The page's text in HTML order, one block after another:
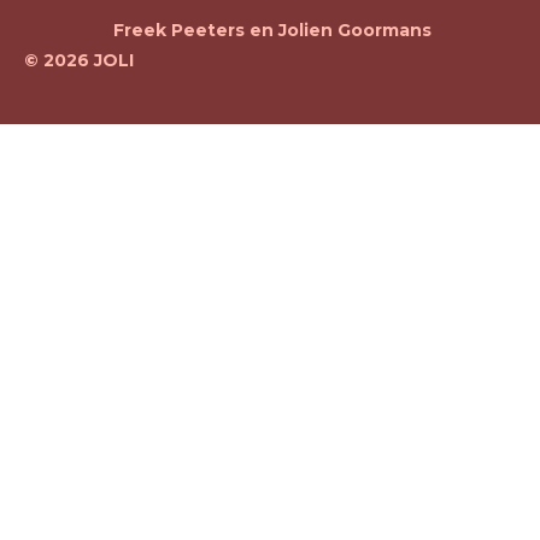
m
Freek Peeters en Jolien Goormans
© 2026 JOLI